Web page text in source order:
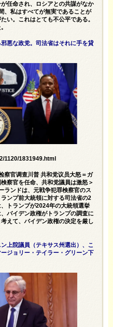
任命され、ロシアとの共謀がなか
、私はすべてが無実であることが
い。これはとても不公平である。
悪な政党。司法省はそれに手を貸
1120/1831949.html
察官调查川普 共和党议员大怒＝ガ
察官を任命、共和党議員は激怒＞
ランドは、元戦争犯罪検察官のス
ンプ前大統領に対する司法省の2
トランプが2024年の大統領選挙
バイデン政権がトランプの調査に
えて、バイデン政権の決定を厳し
上院議員（テキサス州選出）、こ
ジョリー・テイラー・グリーン下